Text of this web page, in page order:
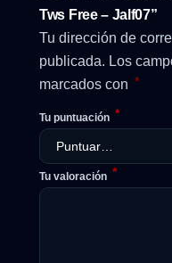
Tws Free – Jalf07”
Tu dirección de
publicada. Los
marcados con *
Tu puntuación *
Tu valoración *